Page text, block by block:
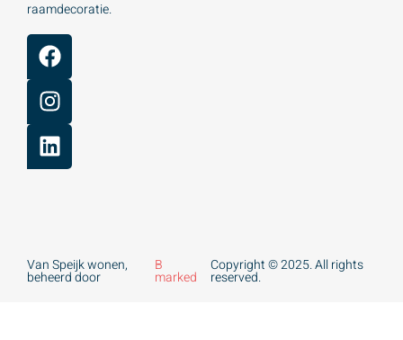
raamdecoratie.
Van Speijk wonen,
beheerd door
B
marked
Copyright © 2025. All rights
reserved.